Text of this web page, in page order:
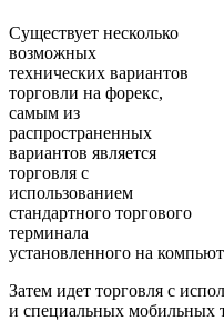
Существует несколько
возможных
технических вариантов
торговли на форекс,
самым из
распространенных
вариантов является
торговля с
использованием
стандартного торгового
терминала
установленного на
Затем идет торговля с
и специальных мобильных